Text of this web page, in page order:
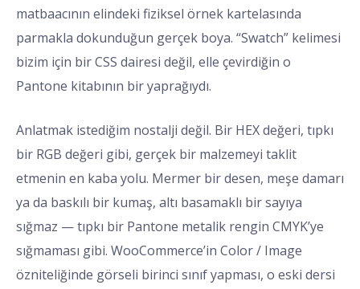
matbaacının elindeki fiziksel örnek kartelasında
parmakla dokunduğun gerçek boya. “Swatch” kelimesi
bizim için bir CSS dairesi değil, elle çevirdiğin o
Pantone kitabının bir yaprağıydı.
Anlatmak istediğim nostalji değil. Bir HEX değeri, tıpkı
bir RGB değeri gibi, gerçek bir malzemeyi taklit
etmenin en kaba yolu. Mermer bir desen, meşe damarı
ya da baskılı bir kumaş, altı basamaklı bir sayıya
sığmaz — tıpkı bir Pantone metalik rengin CMYK’ye
sığmaması gibi. WooCommerce’in Color / Image
özniteliğinde görseli birinci sınıf yapması, o eski dersi